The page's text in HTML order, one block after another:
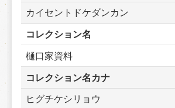
カイセントドケダンカン
コレクション名
樋口家資料
コレクション名カナ
ヒグチケシリョウ